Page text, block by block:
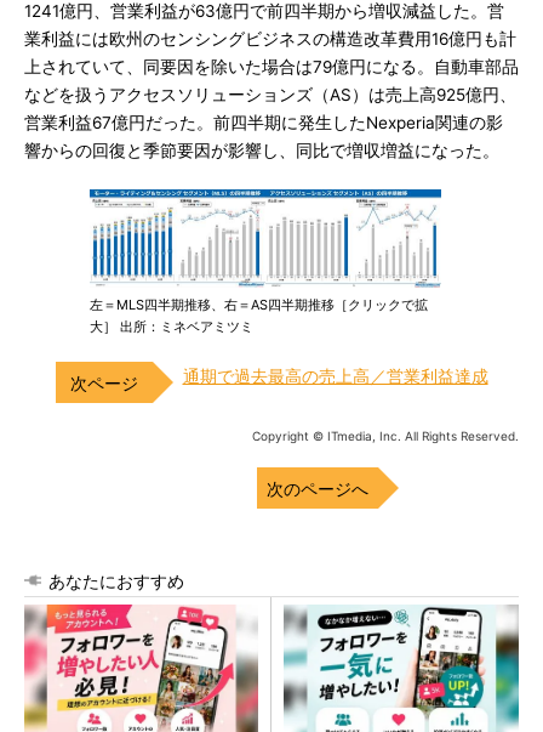
1241億円、営業利益が63億円で前四半期から増収減益した。営
業利益には欧州のセンシングビジネスの構造改革費用16億円も計
上されていて、同要因を除いた場合は79億円になる。自動車部品
などを扱うアクセスソリューションズ（AS）は売上高925億円、
営業利益67億円だった。前四半期に発生したNexperia関連の影
響からの回復と季節要因が影響し、同比で増収増益になった。
左＝MLS四半期推移、右＝AS四半期推移［クリックで拡
大］ 出所：ミネベアミツミ
通期で過去最高の売上高／営業利益達成
Copyright © ITmedia, Inc. All Rights Reserved.
次のページへ
あなたにおすすめ